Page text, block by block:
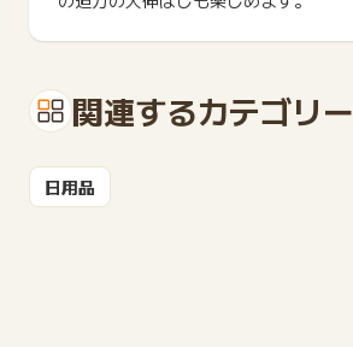
関連するカテゴリー
日用品